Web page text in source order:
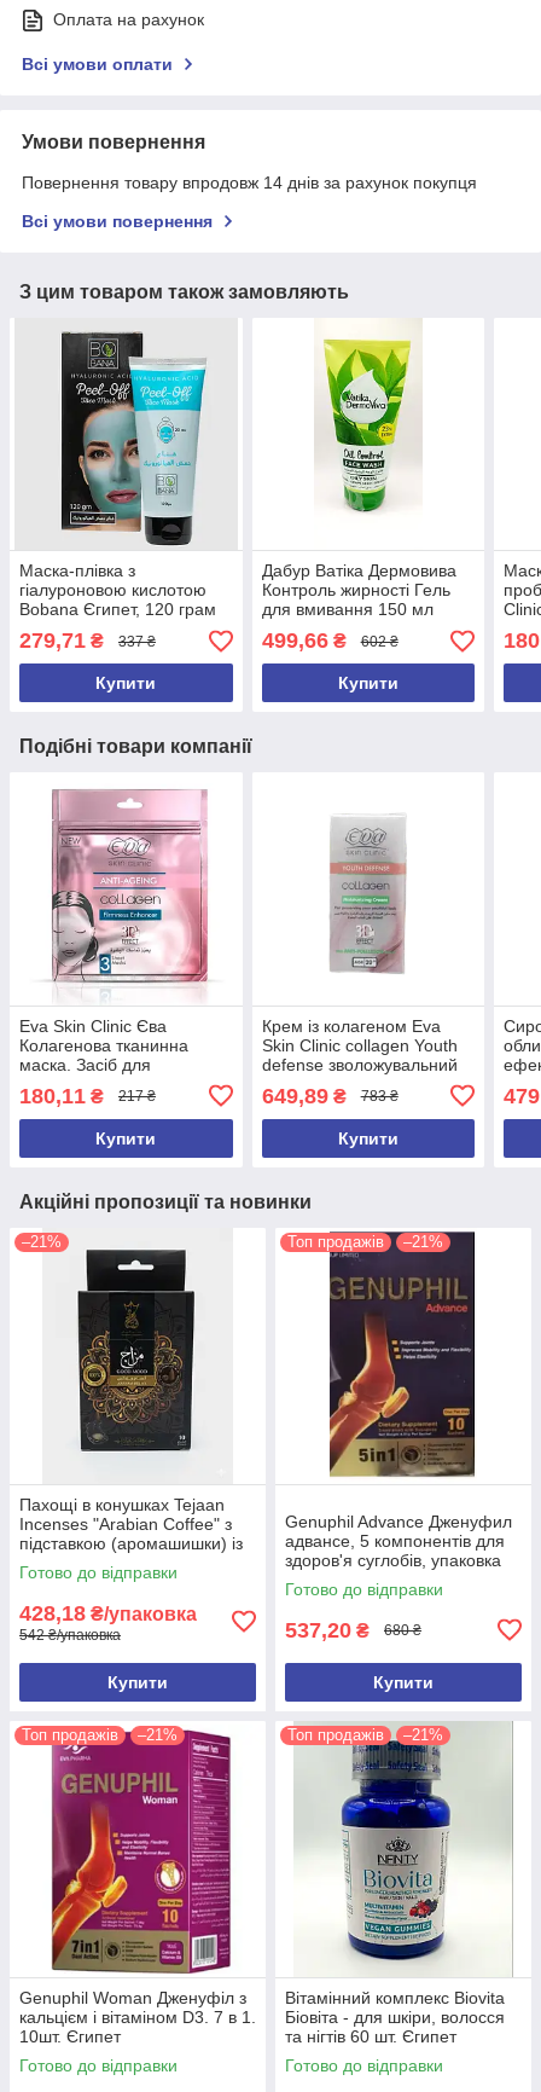
Оплата на рахунок
Всі умови оплати
Умови повернення
Повернення товару впродовж 14 днів за рахунок покупця
Всі умови повернення
З цим товаром також замовляють
Маска-плівка з
гіалуроновою кислотою
Bobana Єгипет, 120 грам
279,71 ₴ 337 ₴
Купити
Дабур Ватіка Дермовива
Контроль жирності Гель
для вмивання 150 мл
Єгипет
499,66₴ 602 ₴
Купити
Подібні товари компанії
Eva Skin Clinic Єва
Колагенова тканинна
маска. Засіб для
підвищення пружності (3
аркуші)
180,11 ₴ 217 ₴
Купити
Крем із колагеном Eva
Skin Clinic collagen Youth
defense зволожувальний
Спеціальна формула 3D
649,89₴ 783 ₴
Купити
Акційні пропозиції та новинки
–21%
Пахощі в конушках Tejaan
Incenses "Arabian Coffee" з
підставкою (аромашишки) із
запахом кави, 10 шт.
Готово до відправки
428,18 ₴/упаковка
542 ₴/упаковка
Купити
Топ продажів –21%
Genuphil Advance Дженуфил
адвансе, 5 компонентів для
здоров'я суглобів, упаковка
10саше Єгипет
Готово до відправки
537,20 ₴ 680 ₴
Купити
Топ продажів –21%
Genuphil Woman Дженуфіл з
кальцієм і вітаміном D3. 7 в 1.
10шт. Єгипет
Готово до відправки
Топ продажів –21%
Вітамінний комплекс Biovita
Біовіта - для шкіри, волосся
та нігтів 60 шт. Єгипет
Оригінал
Готово до відправки